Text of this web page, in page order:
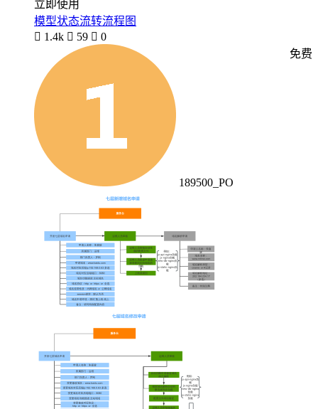
立即使用
模型状态流转流程图
 1.4k  59  0
189500_PO
免费